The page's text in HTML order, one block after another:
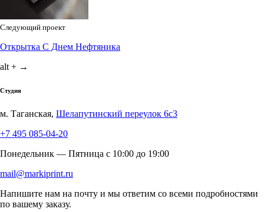
Следующий проект
Открытка С Днем Нефтяника
alt + →
Студия
м. Таганская, Шелапутинский переулок 6с3
+7 495 085-04-20
Понедельник — Пятница c 10:00 до 19:00
mail@markiprint.ru
Напишите нам на почту и мы ответим со всеми подробностями
по вашему заказу.